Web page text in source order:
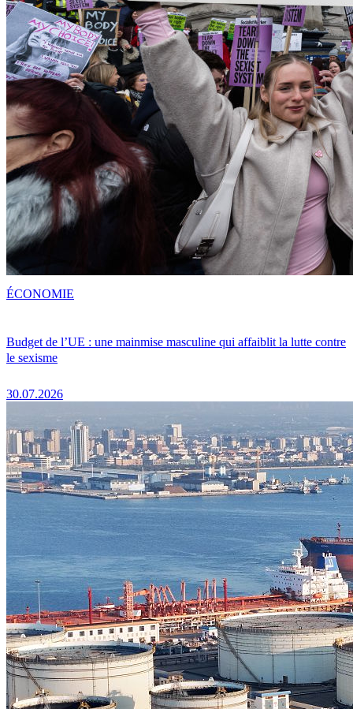
Budget de l’UE : une mainmise masculine qui affaiblit la lutte contre
le sexisme
30.07.2026
ÉCONOMIE